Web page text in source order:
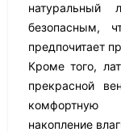
натуральный
безопасным,
предпочитает
Кроме того,
прекрасной
комфортную
накопление